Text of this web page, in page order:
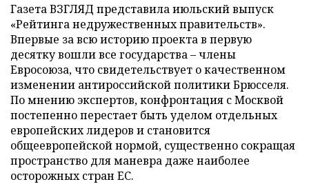
Газета ВЗГЛЯД представила июльский выпуск
«Рейтинга недружественных правительств».
Впервые за всю историю проекта в первую
десятку вошли все государства – члены
Евросоюза, что свидетельствует о качественном
изменении антироссийской политики Брюсселя.
По мнению экспертов, конфронтация с Москвой
постепенно перестает быть уделом отдельных
европейских лидеров и становится
общеевропейской нормой, существенно сокращая
пространство для маневра даже наиболее
осторожных стран ЕС.